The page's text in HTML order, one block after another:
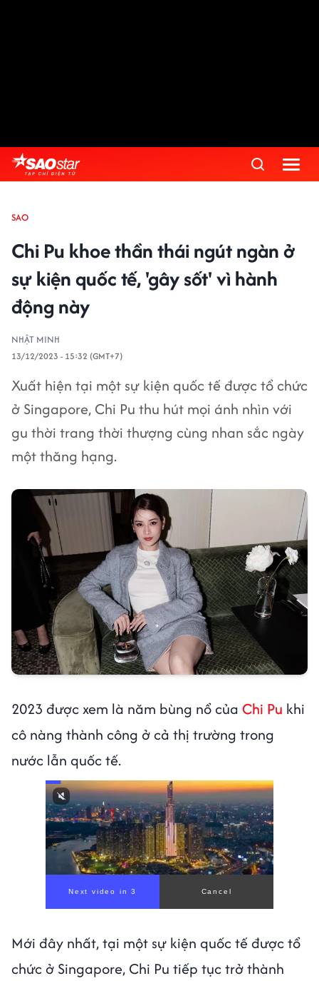
SAO
Chi Pu khoe thần thái ngút ngàn ở
sự kiện quốc tế, 'gây sốt' vì hành
động này
NHẬT MINH
13/12/2023 - 15:32 (GMT+7)
Xuất hiện tại một sự kiện quốc tế được tổ chức
ở Singapore, Chi Pu thu hút mọi ánh nhìn với
gu thời trang thời thượng cùng nhan sắc ngày
một thăng hạng.
2023 được xem là năm bùng nổ của Chi Pu khi
cô nàng thành công ở cả thị trường trong
nước lẫn quốc tế.
Next video in 1 Cancel
Mới đây nhất, tại một sự kiện quốc tế được tổ
chức ở Singapore, Chi Pu tiếp tục trở thành